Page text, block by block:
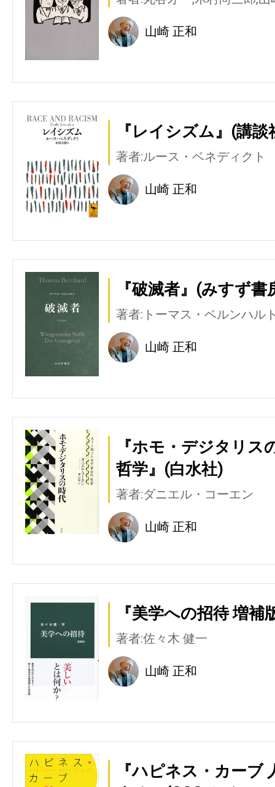
山崎 正和
『レイシズム』(講談
著者:ルース・ベネディクト
山崎 正和
『破滅者』(みすず書
著者:トーマス・ベルンハル
山崎 正和
『ホモ・デジタリス
哲学』(白水社)
著者:ダニエル・コーエン
山崎 正和
『美学への招待 増
著者:佐々木 健一
山崎 正和
『ハピネス・カーブ